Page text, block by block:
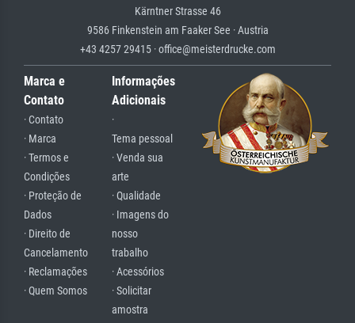
Kärntner Strasse 46
9586 Finkenstein am Faaker See · Austria
+43 4257 29415 · office@meisterdrucke.com
Marca e
Contato
· Contato
· Marca
· Termos e
Condições
· Proteção de
Dados
· Direito de
Cancelamento
· Reclamações
· Quem Somos
Informações
Adicionais
·
Tema pessoal
· Venda sua
arte
· Qualidade
· Imagens do
nosso
trabalho
· Acessórios
· Solicitar
amostra